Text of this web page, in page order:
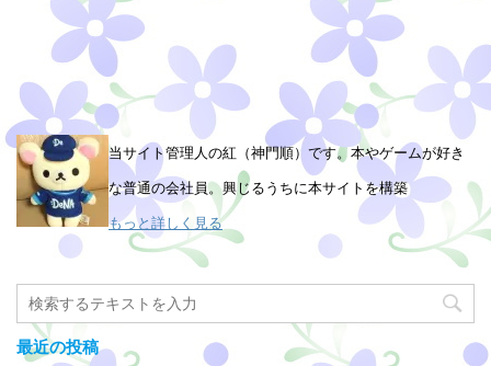
当サイト管理人の紅（神門順）です。本やゲームが好き
な普通の会社員。興じるうちに本サイトを構築
もっと詳しく見る
最近の投稿